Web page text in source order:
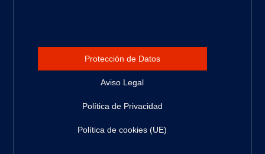
Protección de Datos
Aviso Legal
Política de Privacidad
Política de cookies (UE)